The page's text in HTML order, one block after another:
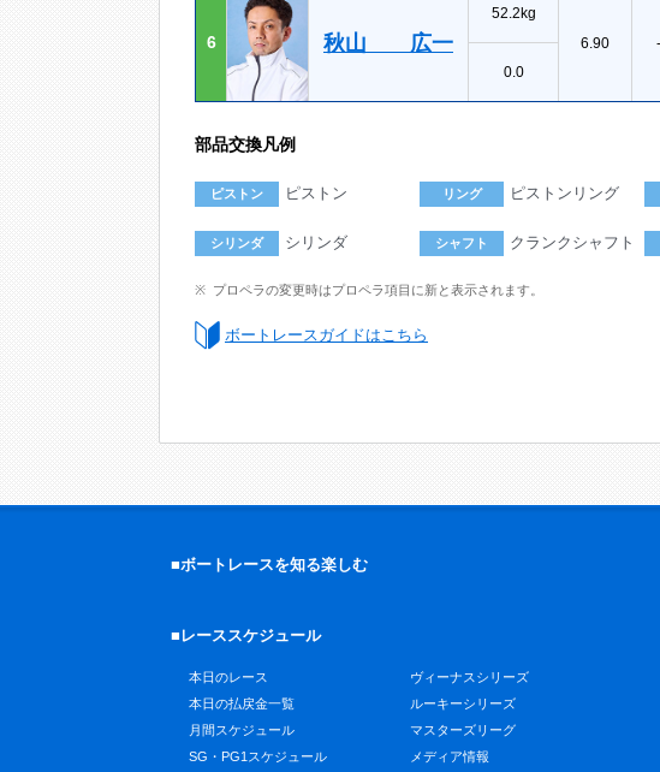
6 秋山 広一
52.2kg
6.90
0.0
部品交換凡例
ピストン ピストン リング ピストンリング
シリンダ シリンダ シャフト クランクシャフト
プロペラの変更時はプロペラ項目に新と表示されます。
ボートレースガイドはこちら
■ボートレースを知る楽しむ
■レーススケジュール
本日のレース
本日の払戻金一覧
月間スケジュール
SG・PG1スケジュール
ヴィーナスシリーズ
ルーキーシリーズ
マスターズリーグ
メディア情報